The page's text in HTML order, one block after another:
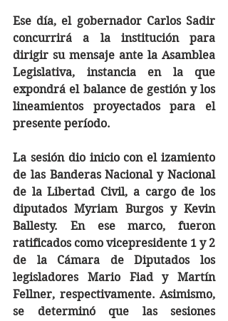
Ese día, el gobernador Carlos Sadir
concurrirá a la institución para
dirigir su mensaje ante la Asamblea
Legislativa, instancia en la que
expondrá el balance de gestión y los
lineamientos proyectados para el
presente período.
La sesión dio inicio con el izamiento
de las Banderas Nacional y Nacional
de la Libertad Civil, a cargo de los
diputados Myriam Burgos y Kevin
Ballesty. En ese marco, fueron
ratificados como vicepresidente 1 y 2
de la Cámara de Diputados los
legisladores Mario Fiad y Martín
Fellner, respectivamente. Asimismo,
se determinó que las sesiones